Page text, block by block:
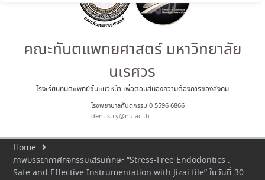
ตน ค้นหาตัวเอง
ประกาศคณะทันตแพทยศาสตร์
มหาวิทยาลัยนเรศวร เรื่อง ผู้ผ่าน
การสอบแข่งขันเข้าเป็นพนักงาน
ราชการ (เงินรายได้) ตำแหน่ง ผู้
ประมวลภาพบรรยากาศกิจกรรม
Dent Connect Board Game
2569 ณ คณะทันแพทยศาสตร์
คณะทันตแพทยศาสตร์ มหาวิทยาลัย
นเรศวร
โรงเรียนทันตแพทย์ชั้นแนวหน้า เพื่อตอบสนองความต้องการของสังคม
โรงพยาบาลทันตกรรม 0 5596 6866
dentistry@nu.ac.th
Home
ภาพบรรยากาศกิจกรรมเสริมทักษะ “Stress-Free Endodontics :
Safe and Effective Instrumentation with Jizai file” ในวันที่ 30